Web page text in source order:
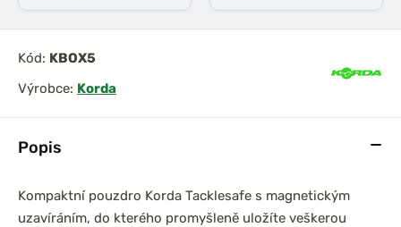
Popis
Kompaktní pouzdro Korda Tacklesafe s magnetickým
uzavíráním, do kterého promyšleně uložíte veškerou
Kód: KBOX5
Výrobce: Korda